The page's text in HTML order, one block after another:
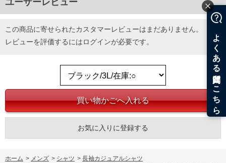
サイズ/肩幅/袖丈/胸囲/着丈
5L/56/65/142/82
6L/58/66/148/84
※【返品交換について】
返品交換希望の方は、商品到着後1週間以内にご連絡ください。
下着(肌着)やワイシャツは商品の性質上、返品交換不可とさせて頂いております。予め
ご了承くださいませ。
※【ボトムの裾上げをご希望の場合】
裾上げ料金は500円+税となります。
備考欄に股下●cmとご記入下さい。（裾上げ無料対象商品は1本につき税込6,000円以
上の品が対象。1本5,999円以下の商品は有料（500円+税）となります。）
出荷まで約1週間～20日間程お時間を頂く場合がございます。
いている、極端なデザインが施されている等)
ユーザーレビュー
この商品に寄せられたカスタマーレビューはまだありません。
レビューを評価するにはログインが必要です。
お気に入りに登録する
ホーム > メンズ > シャツ > 長袖カジュアルシャツ